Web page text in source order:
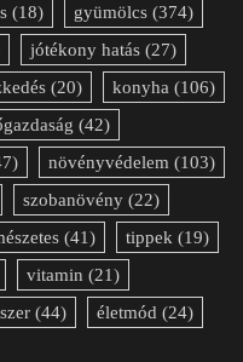
(18) gyümölcs (374)
jótékony hatás (27)
(20) konyha (106)
(42)
növényvédelem (103)
szobanövény (22)
(41) tippek (19)
vitamin (21)
(44) életmód (24)